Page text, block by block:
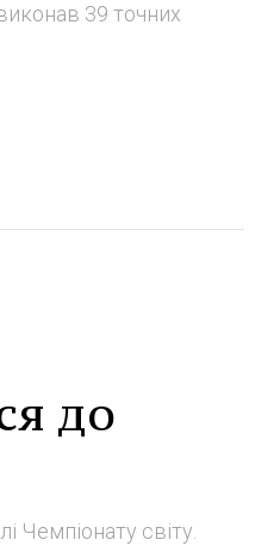
39 точних
до
Чемпіонату світу.